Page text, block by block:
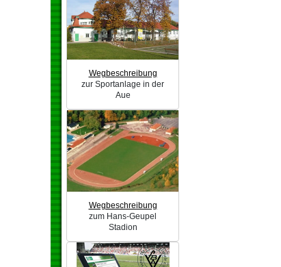
Wegbeschreibung
zur Sportanlage in der
Aue
Wegbeschreibung
zum Hans-Geupel
Stadion